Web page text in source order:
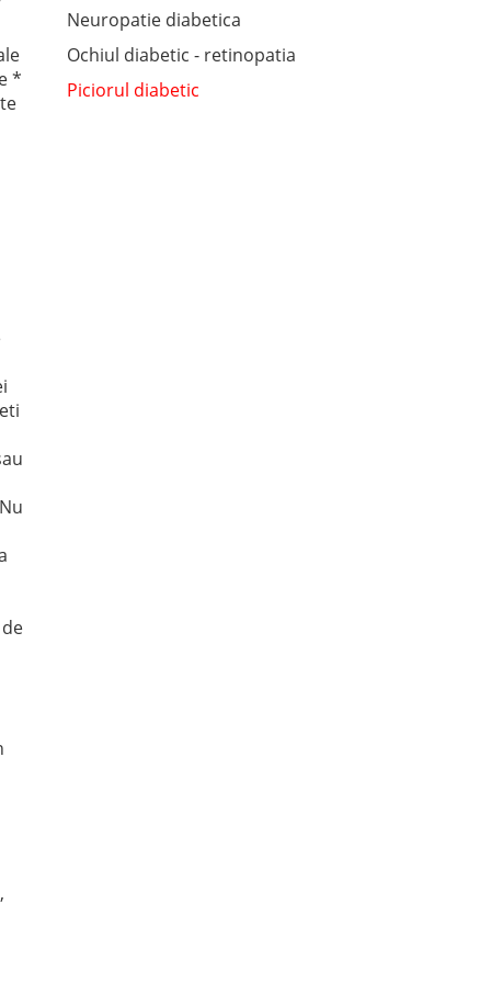
*
Neuropatie diabetica
Ochiul diabetic - retinopatia
Piciorul diabetic